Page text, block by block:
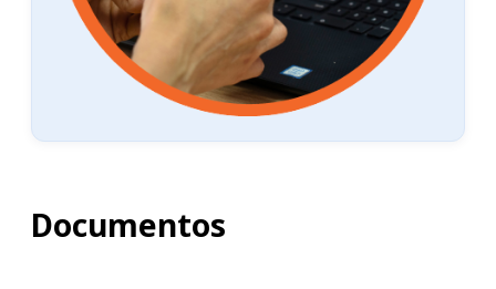
Documentos